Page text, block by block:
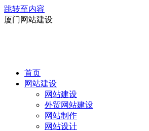
跳转至内容
厦门网站建设
首页
网站建设
网站建设
外贸网站建设
网站制作
网站设计